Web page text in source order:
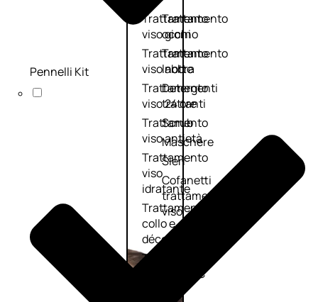
Trattamento
viso giorno
Trattamento
viso notte
Trattamento
viso 24 ore
Trattamento
viso antietà
Trattamento
viso
idratante
Trattamento
collo e
décolleté
Trattamento
viso BB e CC
Trattamento
occhi
Trattamento
labbra
Detergenti
trattanti
Scrub
Maschere
Sieri
Cofanetti
trattamento
viso
Pennelli Kit